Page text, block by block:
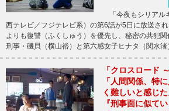
「今夜もシリアル
西テレビ／フジテレビ系）の第6話が5日に放送さ
よりも復讐（ふくしゅう）を優先し、秘密の共犯
刑事・磯貝（横山裕）と第六感女子ヒナタ（関水
「クロスロード
「人間関係、特
く難しいと感じ
『刑事面に似て